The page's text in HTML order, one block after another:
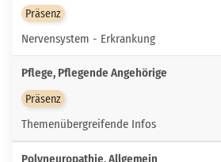
Präsenz
Nervensystem - Erkrankung
Pflege, Pflegende Angehörige
Präsenz
Themenübergreifende Infos
Polyneuropathie, Allgemein